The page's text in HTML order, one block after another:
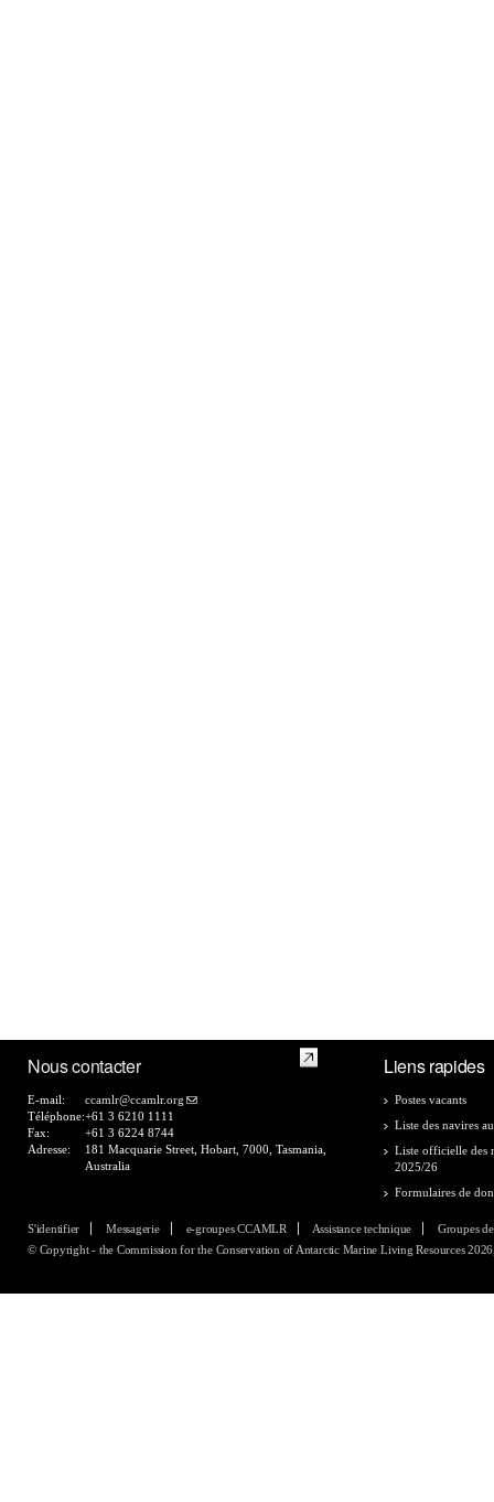
Nous contacter
E-mail:
ccamlr@ccamlr.org
Téléphone:+61 3 6210 1111
Fax:
+61 3 6224 8744
Adresse:
181 Macquarie Street, Hobart, 7000, Tasmania,
Australia
Liens rapides
Postes vacants
Liste des navires
Liste officielle des
2025/26
Formulaires de
S'identifier Messagerie e-groupes CCAMLR Assistance technique
Groupes
© Copyright - the Commission for the Conservation of Antarctic Marine Living Resources